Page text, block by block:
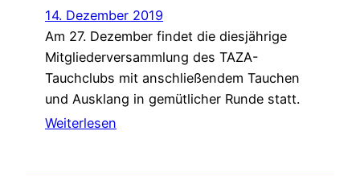
14. Dezember 2019
Am 27. Dezember findet die diesjährige
Mitgliederversammlung des TAZA-
Tauchclubs mit anschließendem Tauchen
und Ausklang in gemütlicher Runde statt.
Weiterlesen